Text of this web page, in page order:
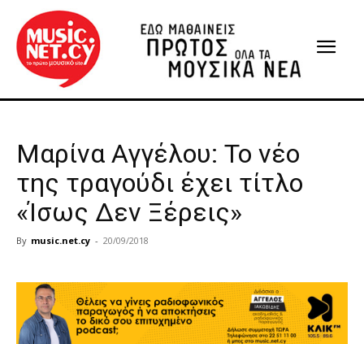
Μαρίνα Αγγέλου: Το νέο
της τραγούδι έχει τίτλο
«Ίσως Δεν Ξέρεις»
By music.net.cy - 20/09/2018